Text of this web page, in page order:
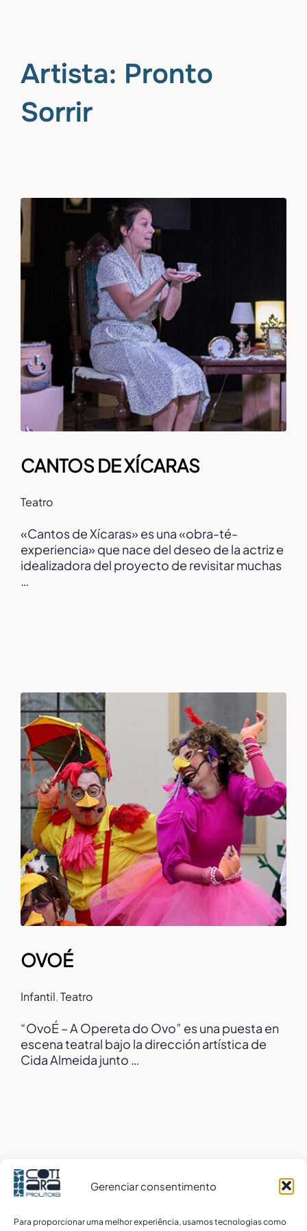
Gerenciar consentimento
Para proporcionar uma melhor experiência, usamos tecnologias como
Artista: Pronto
Sorrir
CANTOS DE XÍCARAS
Teatro
«Cantos de Xícaras» es una «obra-té-
experiencia» que nace del deseo de la actriz e
idealizadora del proyecto de revisitar muchas
…
OVOÉ
Infantil,Teatro
“OvoÉ – A Opereta do Ovo” es una puesta en
escena teatral bajo la dirección artística de
Cida Almeida junto …